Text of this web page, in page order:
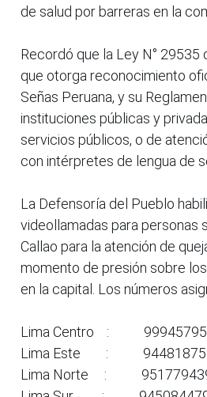
de salud por barreras en la
Recordó que la Ley N° 29535
que otorga reconocimiento
Señas Peruana, y su
instituciones públicas y
servicios públicos, o de
con intérpretes de lengua de
La Defensoría del Pueblo
videollamadas para personas
Callao para la atención de
momento de presión sobre
en la capital. Los números
Lima Centro :
Lima Este :
Lima Norte :